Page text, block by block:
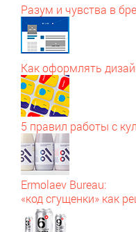
Разум и чувства в
Как оформлять
5 правил работы с
Ermolaev Bureau:
«код сгущенки» как